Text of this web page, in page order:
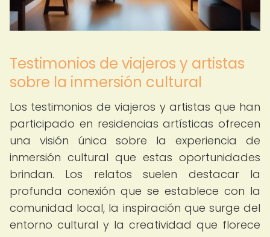
Testimonios de viajeros y artistas
sobre la inmersión cultural
Los testimonios de viajeros y artistas que han
participado en residencias artísticas ofrecen
una visión única sobre la experiencia de
inmersión cultural que estas oportunidades
brindan. Los relatos suelen destacar la
profunda conexión que se establece con la
comunidad local, la inspiración que surge del
entorno cultural y la creatividad que florece